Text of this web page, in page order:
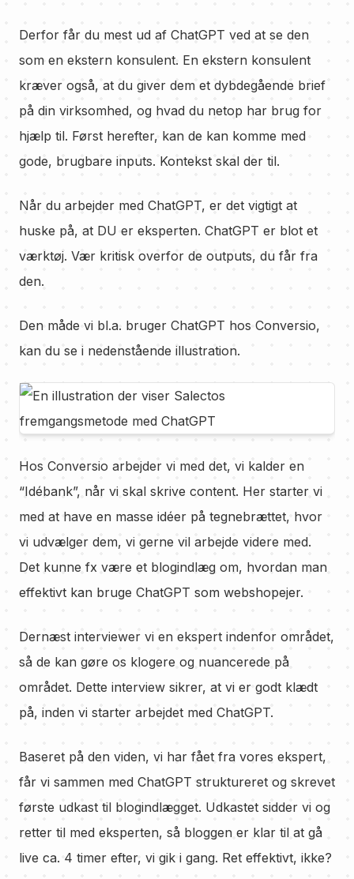
Derfor får du mest ud af ChatGPT ved at se den
som en ekstern konsulent. En ekstern konsulent
kræver også, at du giver dem et dybdegående brief
på din virksomhed, og hvad du netop har brug for
hjælp til. Først herefter, kan de kan komme med
gode, brugbare inputs. Kontekst skal der til.
Når du arbejder med ChatGPT, er det vigtigt at
huske på, at DU er eksperten. ChatGPT er blot et
værktøj. Vær kritisk overfor de outputs, du får fra
den.
Den måde vi bl.a. bruger ChatGPT hos Conversio,
kan du se i nedenstående illustration.
Hos Conversio arbejder vi med det, vi kalder en
“Idébank”, når vi skal skrive content. Her starter vi
med at have en masse idéer på tegnebrættet, hvor
vi udvælger dem, vi gerne vil arbejde videre med.
Det kunne fx være et blogindlæg om, hvordan man
effektivt kan bruge ChatGPT som webshopejer.
Dernæst interviewer vi en ekspert indenfor området,
så de kan gøre os klogere og nuancerede på
området. Dette interview sikrer, at vi er godt klædt
på, inden vi starter arbejdet med ChatGPT.
Baseret på den viden, vi har fået fra vores ekspert,
får vi sammen med ChatGPT struktureret og skrevet
første udkast til blogindlægget. Udkastet sidder vi og
retter til med eksperten, så bloggen er klar til at gå
live ca. 4 timer efter, vi gik i gang. Ret effektivt, ikke?